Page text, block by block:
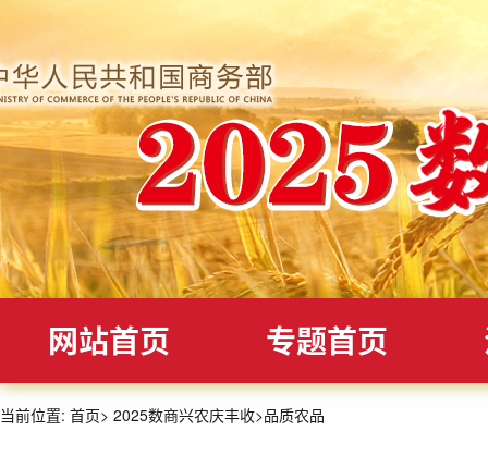
网站首页 专题首页
当前位置: 首页> 2025数商兴农庆丰收>品质农品